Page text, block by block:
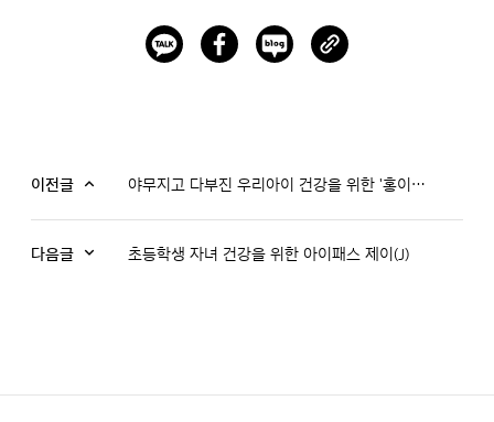
이전글 야무지고 다부진 우리아이 건강을 위한 '홍이랑쑥쑥'
다음글 초등학생 자녀 건강을 위한 아이패스 제이(J)